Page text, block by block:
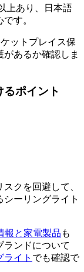
上あり、日本語
す。
ットプレイス保
あるか確認しま
るポイント
クを回避して、
ーリングライト
報と家電製品 も
ランドについて
ライト でも確認で